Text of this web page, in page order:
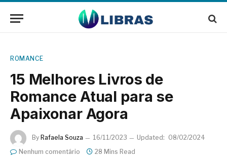
ROMANCE
15 Melhores Livros de
Romance Atual para se
Apaixonar Agora
By Rafaela Souza 16/11/2023 Updated: 08/02/2024
Nenhum comentário
28 Mins Read